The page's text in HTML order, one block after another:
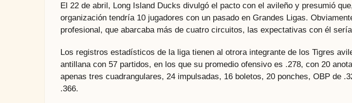
El 22 de abril, Long Island Ducks divulgó el pacto con el avileño y presumió
organización tendría 10 jugadores con un pasado en Grandes Ligas.
profesional, que abarcaba más de cuatro circuitos, las expectativas con él
Los registros estadísticos de la liga tienen al otrora integrante de los Tigres
antillana con 57 partidos, en los que su promedio ofensivo es .278, con 20
apenas tres cuadrangulares, 24 impulsadas, 16 boletos, 20 ponches, OBP de
.366.